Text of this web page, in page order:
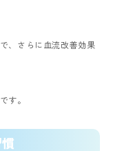
、さらに血流改善効果
す。